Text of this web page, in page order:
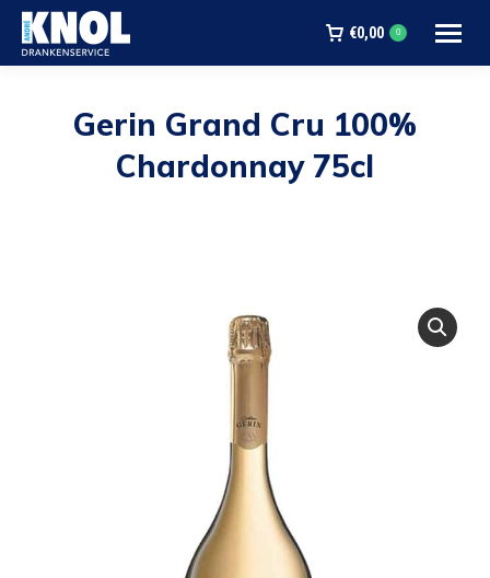
€0,00 0
Gerin Grand Cru 100%
Chardonnay 75cl